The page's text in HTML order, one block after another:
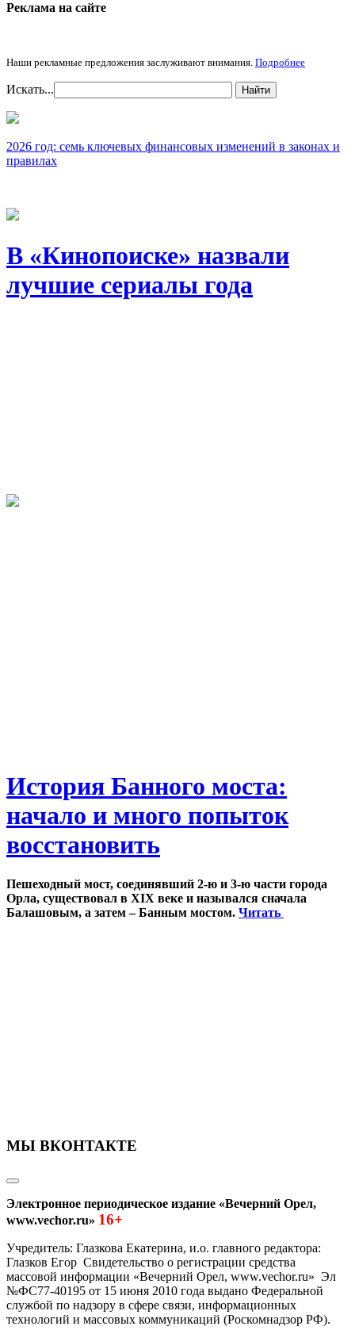
Реклама на cайте
Наши рекламные предложения заслуживают внимания. Подробнее
Искать... Найти
2026 год: семь ключевых финансовых изменений в законах и
правилах
В «Кинопоиске» назвали
лучшие сериалы года
История Банного моста:
начало и много попыток
восстановить
Пешеходный мост, соединявший 2-ю и 3-ю части города
Орла, существовал в XIX веке и назывался сначала
Балашовым, а затем – Банным мостом. Читать
МЫ ВКОНТАКТЕ
Электронное периодическое издание «Вечерний Орел,
www.vechor.ru» 16+
Учредитель: Глазкова Екатерина, и.о. главного редактора:
Глазков Егор Свидетельство о регистрации средства
массовой информации «Вечерний Орел, www.vechor.ru» Эл
№ФС77-40195 от 15 июня 2010 года выдано Федеральной
службой по надзору в сфере связи, информационных
технологий и массовых коммуникаций (Роскомнадзор РФ).